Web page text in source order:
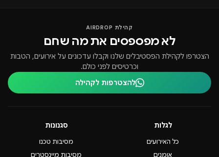
קהילת AIRDROP
לא מפספסים את מה שחם
הצטרפו לקהילת הפסטיבלים שלנו וקבלו עדכונים על אירועים, הטבות
וכרטיסים לפני כולם.
להצטרפות לקהילה
לגלות
כל האירועים
אומנים
סגנונות
מסיבות טכנו
מסיבות מיינסטרים